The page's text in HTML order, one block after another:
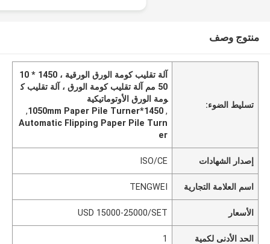
منتوج وصف
تسليط الضوء:
آلة تقليب كومة الورق الورقية ، 1450 * 10
50 مم آلة تقليب كومة الورق ، آلة تقليب ك
ومة الورق الأوتوماتيكية
,
1450*1050mm Paper Pile Turner
,
Automatic Flipping Paper Pile Turn
er
إصدار الشهادات ISO/CE
اسم العلامة التجارية TENGWEI
الأسعار USD 15000-25000/SET
الحد الأدنى لكمية 1